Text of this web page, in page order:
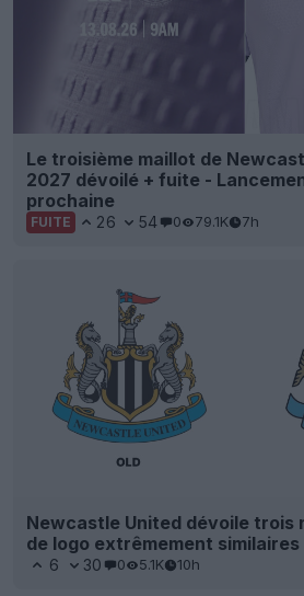
Le troisième maillot de
2027 dévoilé + fuite -
prochaine
FUITE 26 54 0 79.1K 7h
Newcastle United dévoile trois
de logo extrêmement similaires
6 30 0 5.1K 10h